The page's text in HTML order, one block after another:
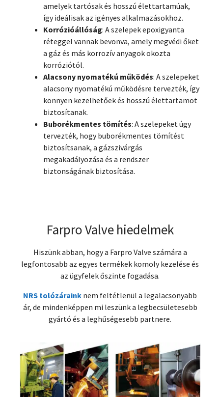
amelyek tartósak és hosszú élettartamúak,
így ideálisak az igényes alkalmazásokhoz.
Korrózióállóság: A szelepek epoxigyanta
réteggel vannak bevonva, amely megvédi őket
a gáz és más korrozív anyagok okozta
korróziótól.
Alacsony nyomatékú működés: A szelepeket
alacsony nyomatékú működésre tervezték, így
könnyen kezelhetőek és hosszú élettartamot
biztosítanak.
Buborékmentes tömítés: A szelepeket úgy
tervezték, hogy buborékmentes tömítést
biztosítsanak, a gázszivárgás
megakadályozása és a rendszer
biztonságának biztosítása.
Farpro Valve hiedelmek
Hiszünk abban, hogy a Farpro Valve számára a
legfontosabb az egyes termékek komoly kezelése és
az ügyfelek őszinte fogadása.
NRS tolózáraink nem feltétlenül a legalacsonyabb
ár, de mindenképpen mi leszünk a legbecsületesebb
gyártó és a leghűségesebb partnere.